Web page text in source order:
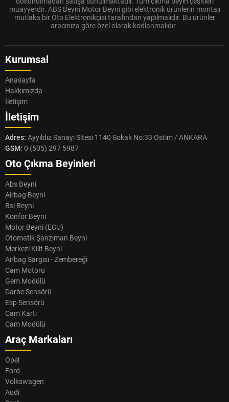
muayyerdir. ABS Beyni Motor Beyni gibi elektronik ürünlerin montajı
mutlaka bir Oto Elektronikçisi tarafından yapılmalıdır. Bu ürünler
aracınıza göre özel olarak kodlanmalıdır.
Kurumsal
Anasayfa
Hakkımızda
İletişim
İletişim
Adres: Ayyıldız Sanayi Sitesi 1140 Sokak No:33 Ostim / ANKARA
GSM: 0 (505) 297 5987
Oto Çıkma Beyinleri
Abs Beyni
Airbag Beyni
Bsi Beyni
Konfor Beyni
Motor Beyni (ECU)
Otomatik Şanzıman Beyni
Merkezi Kilit Beyni
Airbag Sargısı - Zembereği
Cam Motoru
Gem Modülü
Darbe Sensörü
Esp Sensörü
Cam Kartı
Cam Modülü
Araç Markaları
Opel
Ford
Volkswagen
Audi